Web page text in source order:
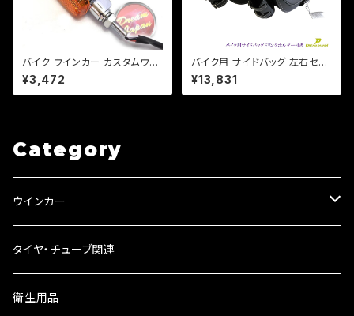
バイク ウインカー カスタムウイ
ンカー ver.1 【シルバー/オレン
ジレンズ】 汎用 2個セット CB/X
JR/Z/ゼファー/バリオス/a253
¥3,472
バイク用 サイドバッグ 左右セッ
ト ドリンクホルダー レインカバ
ー付き /ドラッグスター/スポーツ
スター/ビラーゴ/マグナ
¥13,831
Category
ウインカー
ウインカーリレー
ウインカーレンズ
タイヤ・チューブ関連
衛生用品